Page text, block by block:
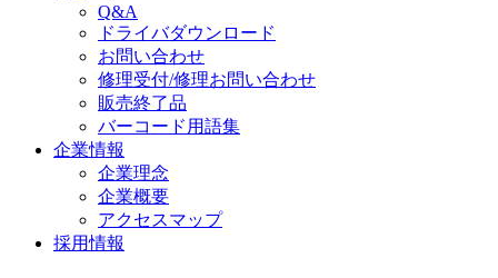
Q&A
ドライバダウンロード
お問い合わせ
修理受付/修理お問い合わせ
販売終了品
バーコード用語集
企業情報
企業理念
企業概要
アクセスマップ
採用情報